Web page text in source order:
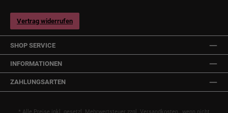
Vertrag widerrufen
SHOP SERVICE
INFORMATIONEN
ZAHLUNGSARTEN